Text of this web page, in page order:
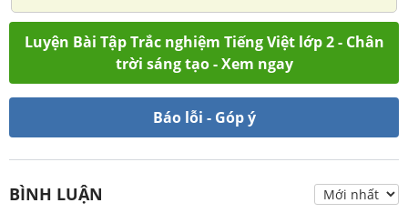
Luyện Bài Tập Trắc nghiệm Tiếng Việt lớp 2 - Chân
trời sáng tạo - Xem ngay
Báo lỗi - Góp ý
BÌNH LUẬN